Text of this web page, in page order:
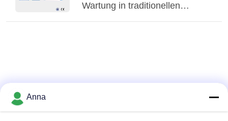
Wartung in traditionellen
Anna